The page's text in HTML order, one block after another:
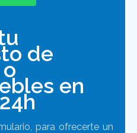
de
en
para ofrecerte un